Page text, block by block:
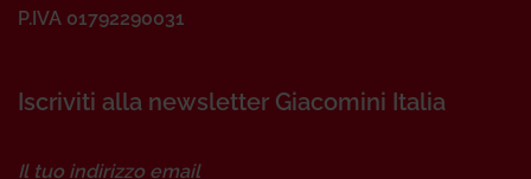
P.IVA 01792290031
Iscriviti alla newsletter Giacomini Italia